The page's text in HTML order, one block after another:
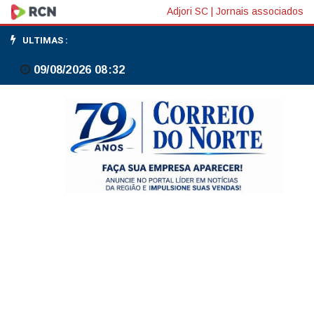
Focus:
mediana
de
Adjori SC Jornais associados
ULTIMAS :
09/08/2026 08:32